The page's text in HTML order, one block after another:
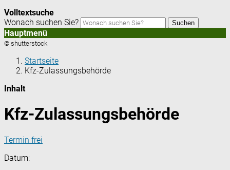
Volltextsuche
Wonach suchen Sie?
Suchen
Hauptmenü
© shutterstock
Startseite
Kfz-Zulassungsbehörde
Inhalt
Kfz-Zulassungsbehörde
Termin frei
Datum: